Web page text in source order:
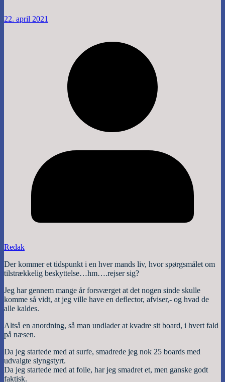
22. april 2021
Redak
Der kommer et tidspunkt i en hver mands liv, hvor spørgsmålet om
tilstrækkelig beskyttelse…hm….rejser sig?
Jeg har gennem mange år forsværget at det nogen sinde skulle
komme så vidt, at jeg ville have en deflector, afviser,- og hvad de
alle kaldes.
Altså en anordning, så man undlader at kvadre sit board, i hvert fald
på næsen.
Da jeg startede med at surfe, smadrede jeg nok 25 boards med
udvalgte slyngstyrt.
Da jeg startede med at foile, har jeg smadret et, men ganske godt
faktisk.